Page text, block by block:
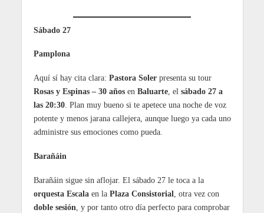
Sábado 27
Pamplona
Aquí sí hay cita clara: Pastora Solerpresenta su tour
Rosas y Espinas – 30 añosen Baluarte, el sábado 27 a
las 20:30. Plan muy bueno si te apetece una noche de voz
potente y menos jarana callejera, aunque luego ya cada uno
administre sus emociones como pueda.
Barañáin
Barañáin sigue sin aflojar. El sábado 27 le toca a la
orquesta Escalaen la Plaza Consistorial, otra vez con
doble sesión, y por tanto otro día perfecto para comprobar